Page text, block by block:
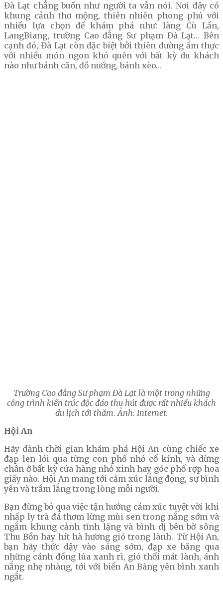
Đà Lạt chẳng buồn như người ta vẫn nói. Nơi đây có
khung cảnh thơ mộng, thiên nhiên phong phú với
nhiều lựa chọn để khám phá như: làng Cù Lần,
LangBiang, trường Cao đẳng Sư phạm Đà Lạt… Bên
cạnh đó, Đà Lạt còn đặc biệt bởi thiên đường ẩm thực
với nhiều món ngon khó quên với bất kỳ du khách
nào như bánh căn, đồ nướng, bánh xèo…
Trường Cao đẳng Sư phạm Đà Lạt là một trong những
công trình kiến trúc độc đáo thu hút được rất nhiều khách
du lịch tới thăm. Ảnh: Internet.
Hội An
Hãy dành thời gian khám phá Hội An cùng chiếc xe
đạp len lỏi qua từng con phố nhỏ cổ kính, và dừng
chân ở bất kỳ cửa hàng nhỏ xinh hay góc phố rợp hoa
giấy nào. Hội An mang tới cảm xúc lắng đọng, sự bình
yên và trầm lắng trong lòng mỗi người.
Bạn đừng bỏ qua việc tận hưởng cảm xúc tuyệt vời khi
nhấp ly trà đá thơm lừng mùi sen trong nắng sớm và
ngắm khung cảnh tĩnh lặng và bình dị bên bờ sông
Thu Bồn hay hít hà hương gió trong lành. Từ Hội An,
bạn hãy thức dậy vào sáng sớm, đạp xe băng qua
những cánh đồng lúa xanh rì, gió thổi mát lành, ánh
nắng nhẹ nhàng, tới với biển An Bàng yên bình xanh
ngắt.